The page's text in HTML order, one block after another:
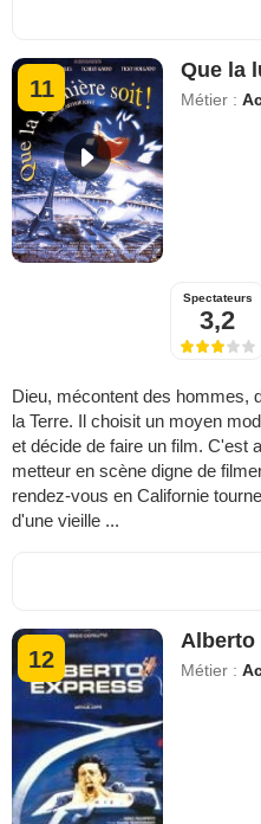
11
Que la
Métier :
Spectateurs
3,2
Dieu, mécontent des hommes,
la Terre. Il choisit un moyen
et décide de faire un film. C'est
metteur en scène digne de
rendez-vous en Californie
d'une vieille ...
12
Alberto
Métier :